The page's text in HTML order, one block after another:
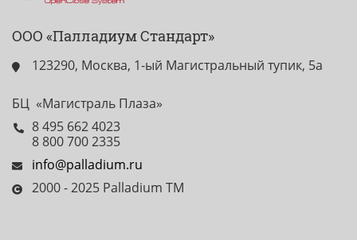
ООО «Палладиум Стандарт»
123290, Москва, 1-ый Магистральный тупик, 5а
БЦ «Магистраль Плаза»
8 495 662 4023
8 800 700 2335
info@palladium.ru
2000 - 2025 Palladium TM